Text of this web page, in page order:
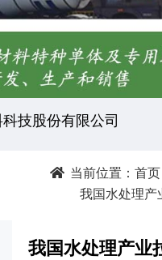
杭州昕劲复材科技有限
当前位置： 首页
我国水处理产
我国水处理产业